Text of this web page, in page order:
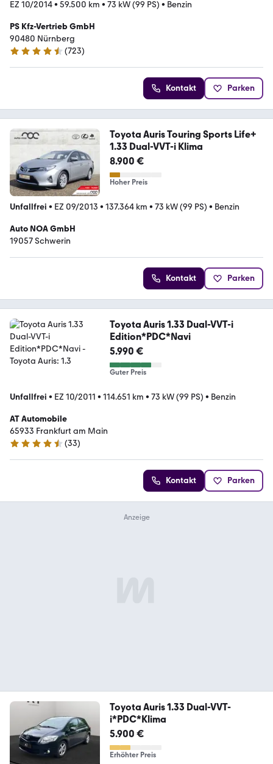
EZ 10/2014• 59.500 km • 73 kW (99 PS) • Benzin
PS Kfz-Vertrieb GmbH
90480 Nürnberg
4.7 Sterne
(723)
Kontakt Parken
Toyota Auris Touring Sports Life+
1.33 Dual-VVT-i Klima
8.900 €
Hoher Preis
Unfallfrei • EZ 09/2013 • 137.364 km • 73 kW (99 PS) • Benzin
Auto NOA GmbH
19057 Schwerin
Kontakt Parken
Toyota Auris 1.33 Dual-VVT-i
Edition*PDC*Navi
5.990 €
Guter Preis
Unfallfrei • EZ 10/2011 • 114.651 km • 73 kW (99 PS) • Benzin
AT Automobile
65933 Frankfurt am Main
4.7 Sterne
(33)
Kontakt Parken
Toyota Auris 1.33 Dual-VVT-
i*PDC*Klima
5.900 €
Erhöhter Preis